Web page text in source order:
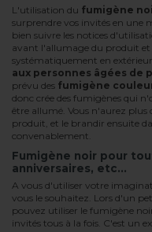
L'utilisation du fumigène
surprendre vos invités en une
bien suivre les notices
avant l'allumage du produit et
systématiquement en
aux personnes âgées de
prévu des fumigène
donc crée des fumigènes qui
être allumé. Vous n'aurez
produit, et le brandir ensuite
convenablement.
Fumigène noir pour
anniversaires, etc...
A vous d'utiliser votre
vous le souhaitez. Lors d'un
pouvez utiliser le fumigène
invités tous à la fois. C'est un